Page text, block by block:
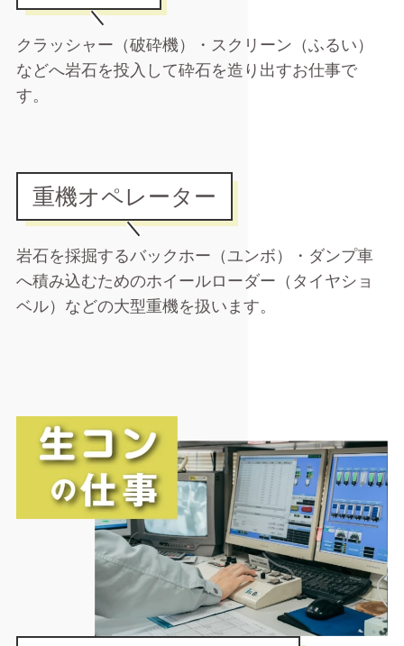
クラッシャー（破砕機）・スクリーン（ふるい）
などへ岩石を投入して砕石を造り出すお仕事で
す。
重機オペレーター
岩石を採掘するバックホー（ユンボ）・ダンプ車
へ積み込むためのホイールローダー（タイヤショ
ベル）などの大型重機を扱います。